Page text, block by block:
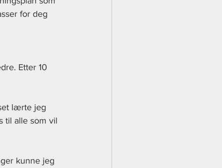
for deg
Etter 10
lærte jeg
til alle som vil
kunne jeg